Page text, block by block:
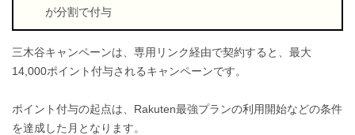
が分割で付与
三木谷キャンペーンは、専用リンク経由で契約すると、最大
14,000ポイント付与されるキャンペーンです。
ポイント付与の起点は、Rakuten最強プランの利用開始などの条件
を達成した月となります。